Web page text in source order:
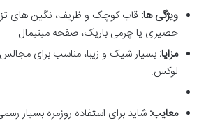
ویژگی ها: قاب کوچک و ظریف، نگین های
حصیری یا چرمی باریک، صفحه مینیمال.
مزایا: بسیار شیک و زیبا، مناسب برای
لوکس.
معایب: شاید برای استفاده روزمره بسیار